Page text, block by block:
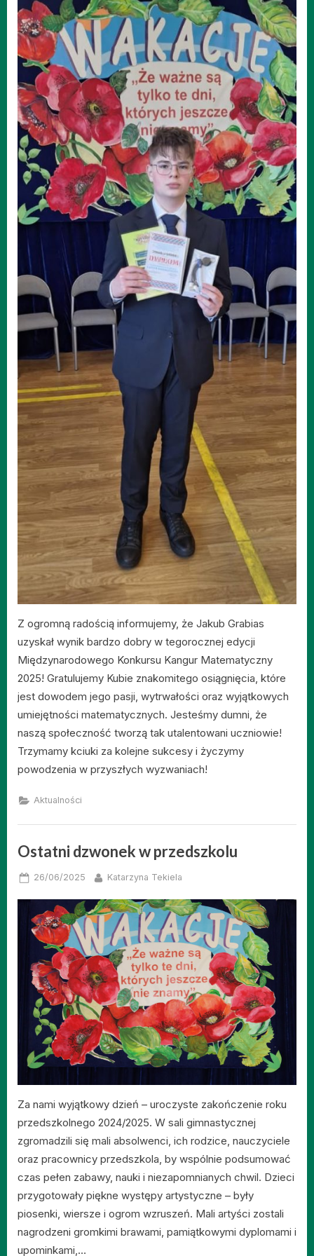
Z ogromną radością informujemy, że Jakub Grabias
uzyskał wynik bardzo dobry w tegorocznej edycji
Międzynarodowego Konkursu Kangur Matematyczny
2025! Gratulujemy Kubie znakomitego osiągnięcia, które
jest dowodem jego pasji, wytrwałości oraz wyjątkowych
umiejętności matematycznych. Jesteśmy dumni, że
naszą społeczność tworzą tak utalentowani uczniowie!
Trzymamy kciuki za kolejne sukcesy i życzymy
powodzenia w przyszłych wyzwaniach!
Aktualności
Ostatni dzwonek w przedszkolu
Posted
26/06/2025 By
Katarzyna Tekiela
Za nami wyjątkowy dzień – uroczyste zakończenie roku
przedszkolnego 2024/2025. W sali gimnastycznej
zgromadzili się mali absolwenci, ich rodzice, nauczyciele
oraz pracownicy przedszkola, by wspólnie podsumować
czas pełen zabawy, nauki i niezapomnianych chwil. Dzieci
przygotowały piękne występy artystyczne – były
piosenki, wiersze i ogrom wzruszeń. Mali artyści zostali
nagrodzeni gromkimi brawami, pamiątkowymi dyplomami i
upominkami,…